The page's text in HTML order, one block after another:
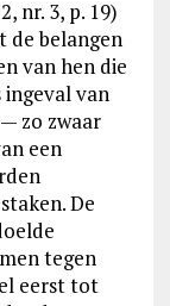
nr. 3, p. 19)
de belangen
van hen die
van
zo zwaar
een
De
tegen
eerst tot